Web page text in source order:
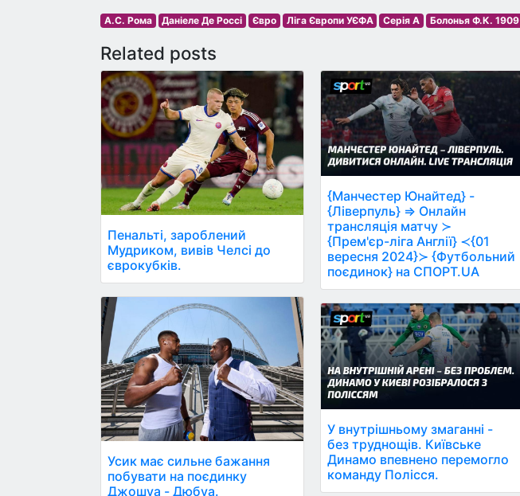
А.С. Рома Даніеле Де Россі Євро Ліга Європи УЄФА Серія A Болонья Ф.К. 1909
Related posts
Пенальті, зароблений
Мудриком, вивів Челсі до
єврокубків.
Усик має сильне бажання
побувати на поєдинку
Джошуа - Дюбуа.
{Манчестер Юнайтед} -
{Ліверпуль} ⇒ Онлайн
трансляція матчу ≻
{Прем'єр-ліга Англії} ≺{01
вересня 2024}≻ {Футбольний
поєдинок} на СПОРТ.UA
У внутрішньому змаганні -
без труднощів. Київське
Динамо впевнено перемогло
команду Полісся.